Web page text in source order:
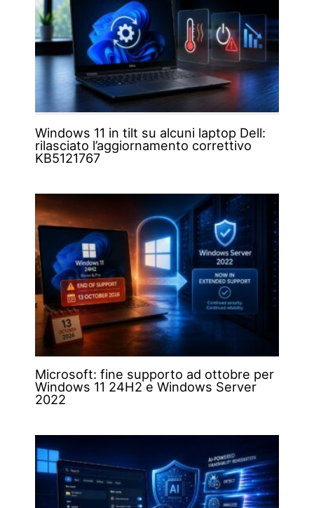
Windows 11 in tilt su alcuni laptop Dell:
rilasciato l’aggiornamento correttivo
KB5121767
Microsoft: fine supporto ad ottobre per
Windows 11 24H2 e Windows Server
2022